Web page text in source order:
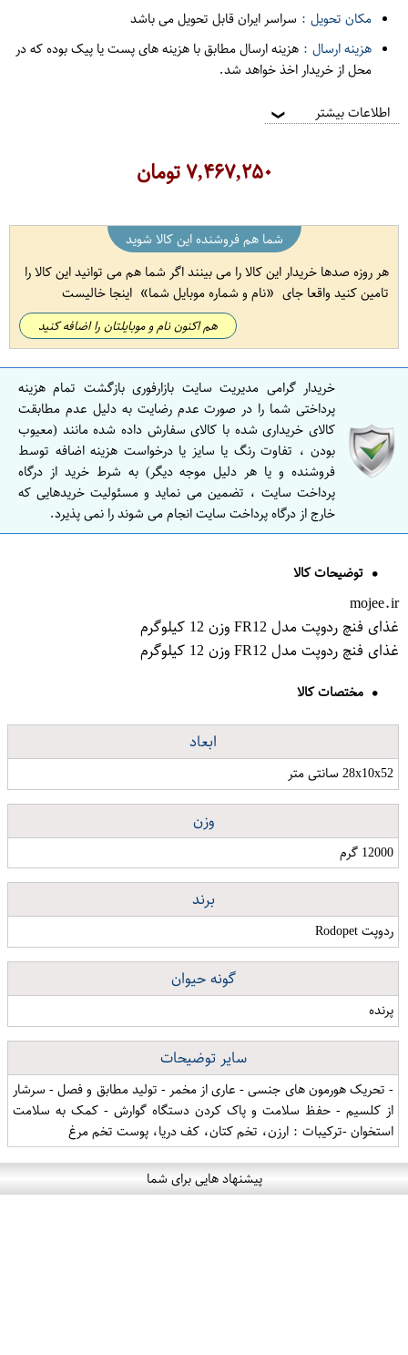
مکان تحویل : سراسر ایران قابل تحویل می باشد
هزینه ارسال : هزینه ارسال مطابق با هزینه های پست یا پیک بوده که در
محل از خریدار اخذ خواهد شد.
اطلاعات بیشتر ❯
۷,۴۶۷,۲۵۰تومان
شما هم فروشنده این کالا شوید
هر روزه صدها خریدار این کالا را می بینند اگر شما هم می توانید این کالا را
تامین کنید واقعا جای
نام و شماره موبایل شما اینجا خالیست
هم اکنون نام و موبایلتان را اضافه کنید
خریدار گرامی مدیریت سایت بازارفوری بازگشت تمام هزینه
پرداختی شما را در صورت عدم رضایت به دلیل عدم مطابقت
کالای خریداری شده با کالای سفارش داده شده مانند (معیوب
بودن ، تفاوت رنگ یا سایز یا درخواست هزینه اضافه توسط
فروشنده و یا هر دلیل موجه دیگر) به شرط خرید از درگاه
پرداخت سایت ، تضمین می نماید و مسئولیت خریدهایی که
خارج از درگاه پرداخت سایت انجام می شوند را نمی پذیرد.
توضیحات کالا
mojee.ir
غذای فنچ ردوپت مدل FR12 وزن 12 کیلوگرم
غذای فنچ ردوپت مدل FR12 وزن 12 کیلوگرم
مختصات کالا
ابعاد
28x10x52 سانتی متر
وزن
12000 گرم
برند
ردوپت Rodopet
گونه حیوان
پرنده
سایر توضیحات
- تحریک هورمون های جنسی - عاری از مخمر - تولید مطابق و فصل - سرشار
از کلسیم - حفظ سلامت و پاک کردن دستگاه گوارش - کمک به سلامت
استخوان -ترکیبات : ارزن، تخم کتان، کف دریا، پوست تخم مرغ
پیشنهاد هایی برای شما